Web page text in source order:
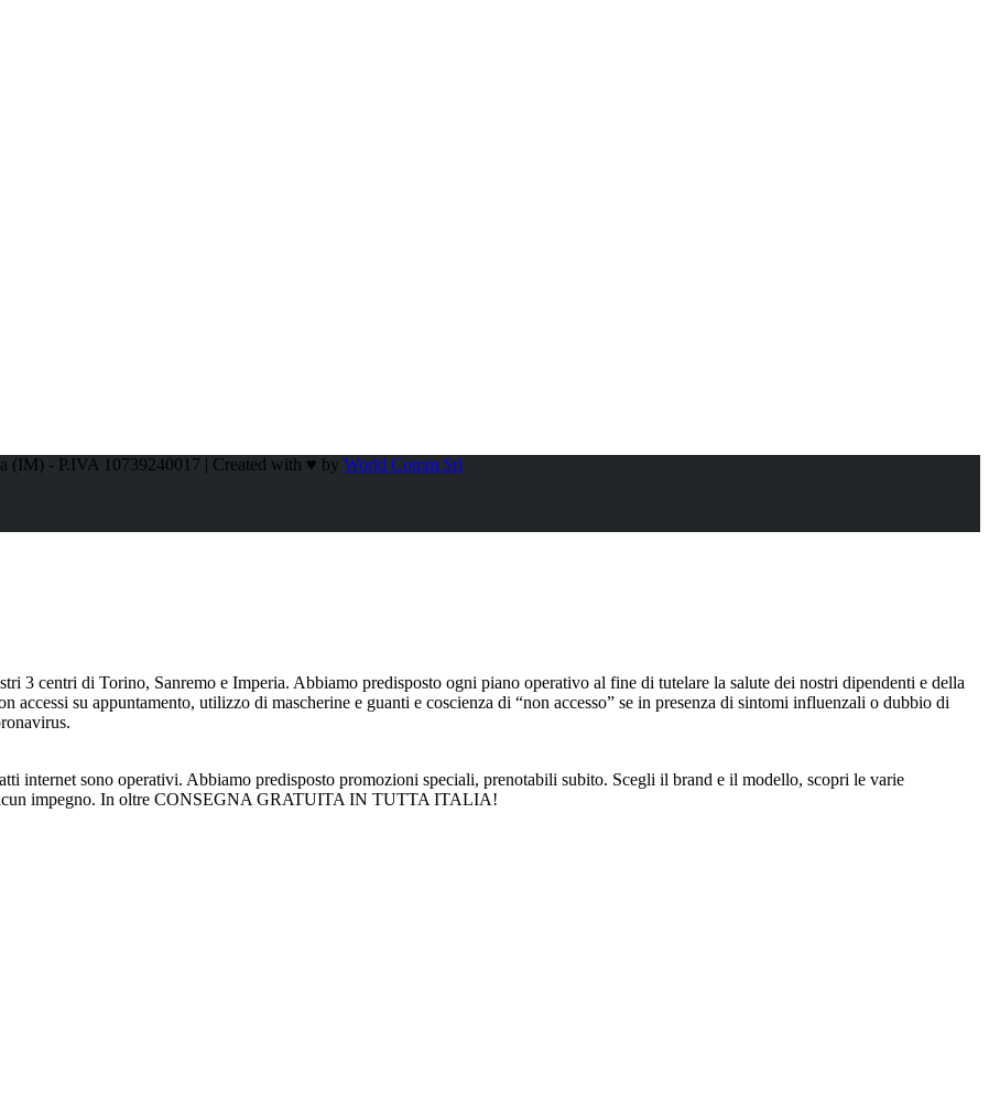
- P.IVA 10739240017 | Created with ♥ by World Comm Srl
3 centri di Torino, Sanremo e Imperia. Abbiamo predisposto ogni piano operativo al fine di tutelare la salute dei nostri dipendenti e della
accessi su appuntamento, utilizzo di mascherine e guanti e coscienza di “non accesso” se in presenza di sintomi influenzali o dubbio di
internet sono operativi. Abbiamo predisposto promozioni speciali, prenotabili subito. Scegli il brand e il modello, scopri le varie
impegno. In oltre CONSEGNA GRATUITA IN TUTTA ITALIA!